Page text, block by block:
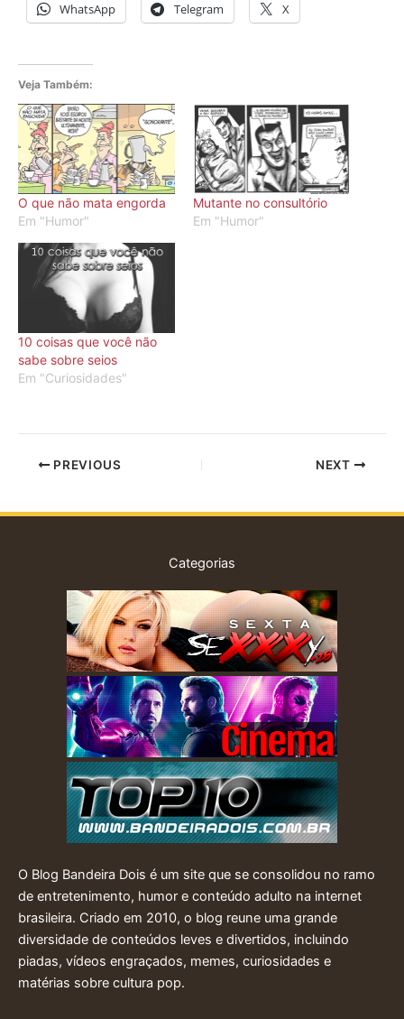
WhatsApp Telegram X
Veja Também:
O que não mata engorda
Em "Humor"
Mutante no consultório
Em "Humor"
10 coisas que você não
sabe sobre seios
Em "Curiosidades"
PREVIOUS NEXT
Categorias
O Blog Bandeira Dois é um site que se consolidou no ramo
de entretenimento, humor e conteúdo adulto na internet
brasileira. Criado em 2010, o blog reune uma grande
diversidade de conteúdos leves e divertidos, incluindo
piadas, vídeos engraçados, memes, curiosidades e
matérias sobre cultura pop.